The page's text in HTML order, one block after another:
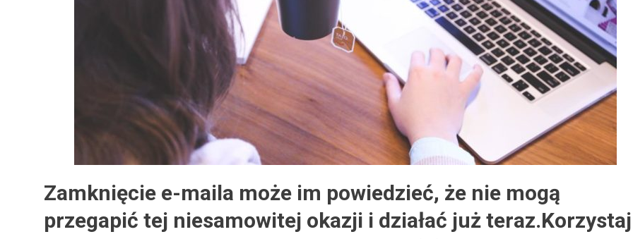
Zamknięcie e-maila może im powiedzieć, że nie mogą
przegapić tej niesamowitej okazji i działać już